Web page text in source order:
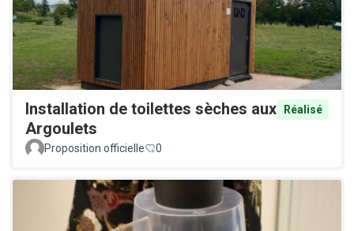
Installation de toilettes sèches aux
Argoulets
Réalisé
Proposition officielle 0